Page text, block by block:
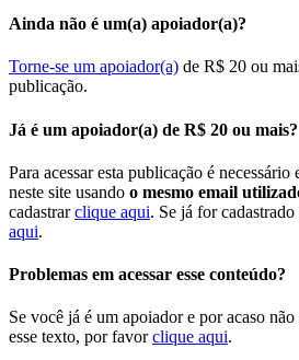
Ainda não é um(a) apoiador(a)?
Torne-se um apoiador(a) de R$ 20 ou
publicação.
Já é um apoiador(a) de R$ 20 ou mais?
Para acessar esta publicação é necessário
neste site usando o mesmo email
cadastrarclique aqui. Se já for cadastrado
aqui.
Problemas em acessar esse conteúdo?
Se você já é um apoiador e por acaso
esse texto, por favorclique aqui.